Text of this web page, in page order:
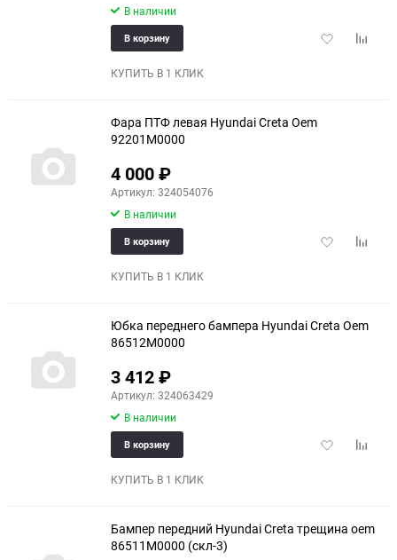
В наличии
Добавить
В корзину
КУПИТЬ В 1 КЛИК
Фара ПТФ левая Hyundai Creta Oem
92201M0000
4 000₽
Артикул: 324054076
В наличии
Добавить
В корзину
КУПИТЬ В 1 КЛИК
Юбка переднего бампера Hyundai Creta Oem
86512M0000
3 412₽
Артикул: 324063429
В наличии
Добавить
В корзину
КУПИТЬ В 1 КЛИК
Бампер передний Hyundai Creta трещина oem
86511M0000 (скл-3)